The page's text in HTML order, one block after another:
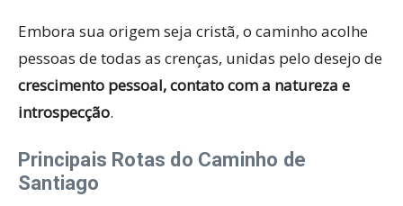
Embora sua origem seja cristã, o caminho acolhe
pessoas de todas as crenças, unidas pelo desejo de
crescimento pessoal, contato com a natureza e
introspecção.
Principais Rotas do Caminho de
Santiago